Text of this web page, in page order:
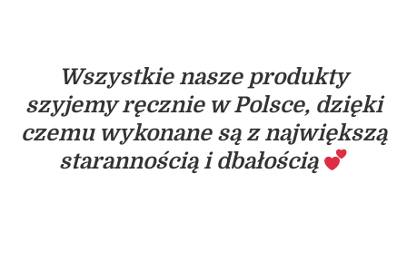
Wszystkie nasze produkty
szyjemy ręcznie w Polsce, dzięki
czemu wykonane są z największą
starannością i dbałością